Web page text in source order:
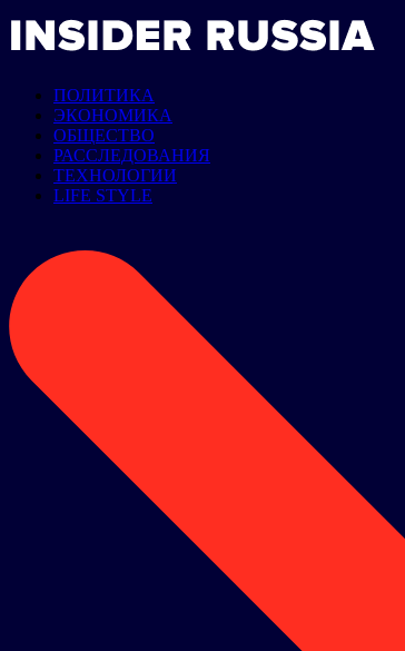
ПОЛИТИКА
ЭКОНОМИКА
ОБЩЕСТВО
РАССЛЕДОВАНИЯ
ТЕХНОЛОГИИ
LIFE STYLE